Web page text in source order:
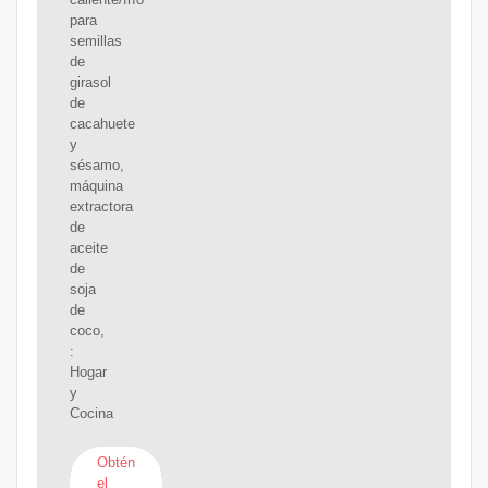
para
semillas
de
girasol
de
cacahuete
y
sésamo,
máquina
extractora
de
aceite
de
soja
de
coco,
:
Hogar
y
Cocina
Obtén
el